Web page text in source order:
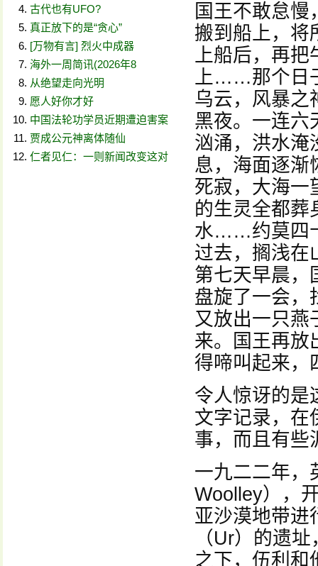
古代也有UFO?
真正放下的是“贪心”
[万物有言] 烈火中成器
海外一周简讯(2026年8
从绝望走向光明
愿人好你才好
中国法轮功学员近期遭迫害案
贾成公元神离体随仙
仁者见仁：一则新闻改变这对
国王不敢怠
搬到船上，将
上船后，再把
上……那个日
乌云，风暴之
黑夜。一连六
汹涌，洪水淹
息，海面逐渐
死寂，大海一
的生灵全都
水……约莫四
过去，搁浅
第七天早晨，
盘旋了一会，
又放出一只燕
来。国王再放
得啼叫起来，
令人惊讶的是
文字记录，在
事，而且有些
一九二二年，
Woolley），
亚沙漠地带进
（Ur）的遗
之下，伍利和